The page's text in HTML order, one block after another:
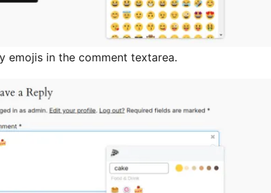
emojis in the comment textarea.